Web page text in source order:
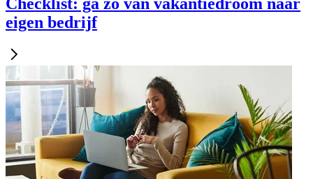
Checklist: ga zo van vakantiedroom naar
eigen bedrijf